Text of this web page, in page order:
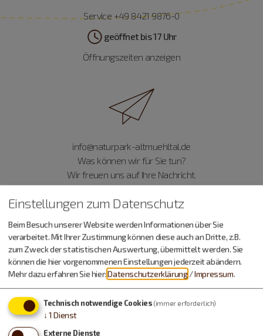
Service +49 8421 9876-0
geöffnet bis 17 Uhr
Öffnungszeiten anzeigen
info@naturpark-altmuehltal.de
Was können wir für Sie tun?
Wir freuen uns auf Ihre Nachricht.
Prospekt-Bestellung
Infomaterial & Downloads
Einstellungen zum Datenschutz
Beim Besuch unserer Website werden Informationen über Sie
verarbeitet. Mit Ihrer Zustimmung können diese auch an Dritte, z.B.
zum Zweck der statistischen Auswertung, übermittelt werden. Sie
können die hier vorgenommenen Einstellungen jederzeit abändern.
Mehr dazu erfahren Sie hier:Datenschutzerklärung /Impressum.
Technisch notwendige Cookies (immer erforderlich)
↓ 1 Dienst
Externe Dienste